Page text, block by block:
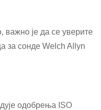
важно је да се уверите
за сонде Welch Allyn
одобрења ISO